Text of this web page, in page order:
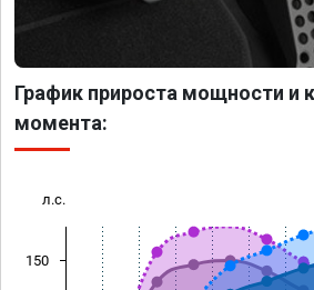
График прироста мощности и
момента:
л.с.
150